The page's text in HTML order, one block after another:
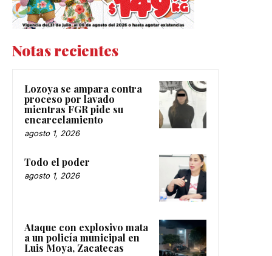
Notas recientes
Lozoya se ampara contra
proceso por lavado
mientras FGR pide su
encarcelamiento
agosto 1, 2026
Todo el poder
agosto 1, 2026
Ataque con explosivo mata
a un policía municipal en
Luis Moya, Zacatecas